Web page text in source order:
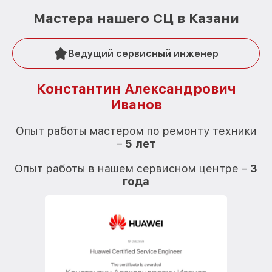
Мастера нашего СЦ в Казани
Ведущий сервисный инженер
Константин Александрович
Иванов
Опыт работы мастером по ремонту техники
– 5 лет
Опыт работы в нашем сервисном центре – 3
года